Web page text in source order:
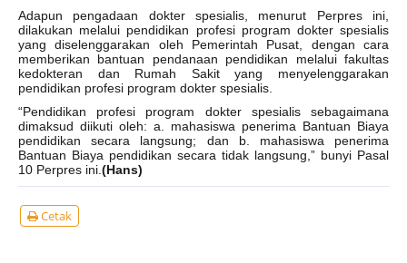
Adapun pengadaan dokter spesialis, menurut Perpres ini,
dilakukan melalui pendidikan profesi program dokter spesialis
yang diselenggarakan oleh Pemerintah Pusat, dengan cara
memberikan bantuan pendanaan pendidikan melalui fakultas
kedokteran dan Rumah Sakit yang menyelenggarakan
pendidikan profesi program dokter spesialis.
“Pendidikan profesi program dokter spesialis sebagaimana
dimaksud diikuti oleh: a. mahasiswa penerima Bantuan Biaya
pendidikan secara langsung; dan b. mahasiswa penerima
Bantuan Biaya pendidikan secara tidak langsung,” bunyi Pasal
10 Perpres ini. (Hans)
Cetak